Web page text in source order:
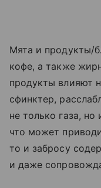
Мята и продукты/
кофе, а также
продукты влияют
сфинктер,
не только газа,
что может
то и забросу
и даже